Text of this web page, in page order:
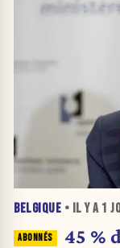
BELGIQUE • IL Y A 1
45 %